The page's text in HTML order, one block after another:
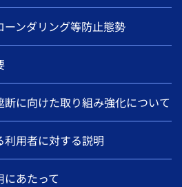
ンダリング等防止態勢
に向けた取り組み強化について
用者に対する説明
あたって